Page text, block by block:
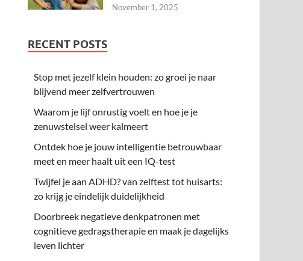
November 1, 2025
RECENT POSTS
Stop met jezelf klein houden: zo groei je naar
blijvend meer zelfvertrouwen
Waarom je lijf onrustig voelt en hoe je je
zenuwstelsel weer kalmeert
Ontdek hoe je jouw intelligentie betrouwbaar
meet en meer haalt uit een IQ-test
Twijfel je aan ADHD? van zelftest tot huisarts:
zo krijg je eindelijk duidelijkheid
Doorbreek negatieve denkpatronen met
cognitieve gedragstherapie en maak je dagelijks
leven lichter